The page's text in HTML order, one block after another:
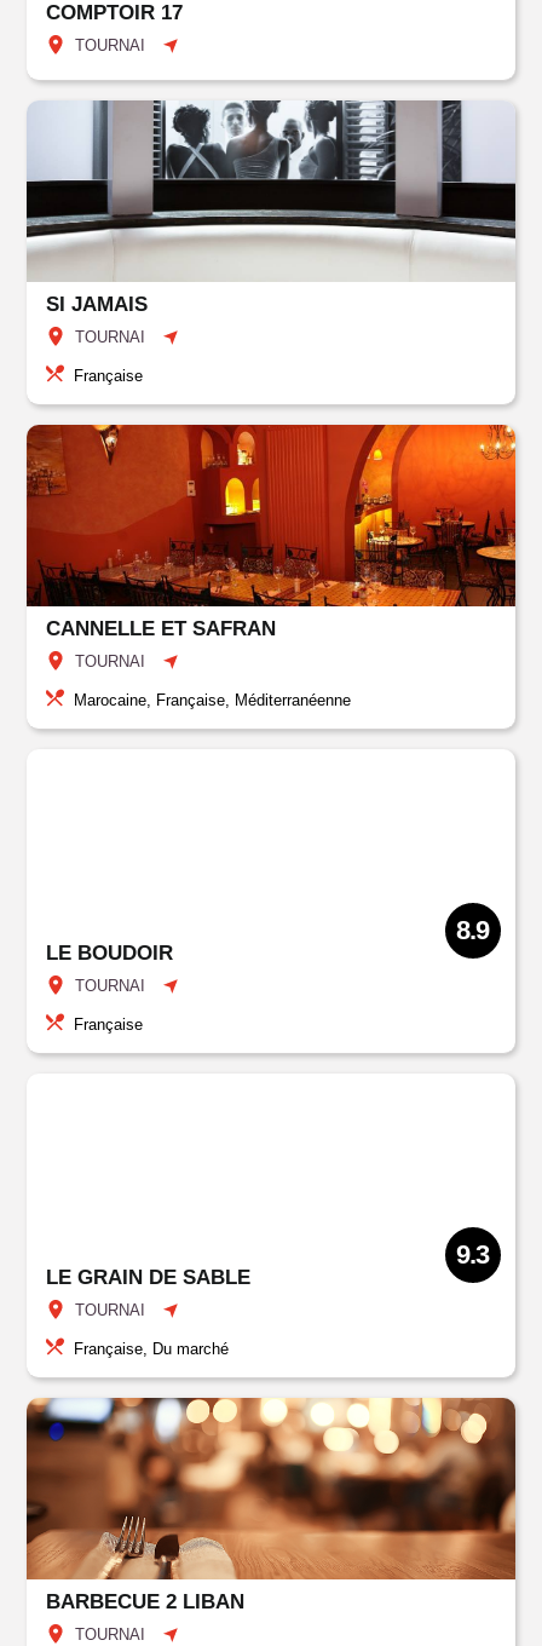
COMPTOIR 17
TOURNAI
SI JAMAIS
TOURNAI
Française
CANNELLE ET SAFRAN
TOURNAI
Marocaine, Française, Méditerranéenne
LE BOUDOIR
TOURNAI
8.9
Française
LE GRAIN DE SABLE
TOURNAI
9.3
Française, Du marché
BARBECUE 2 LIBAN
TOURNAI